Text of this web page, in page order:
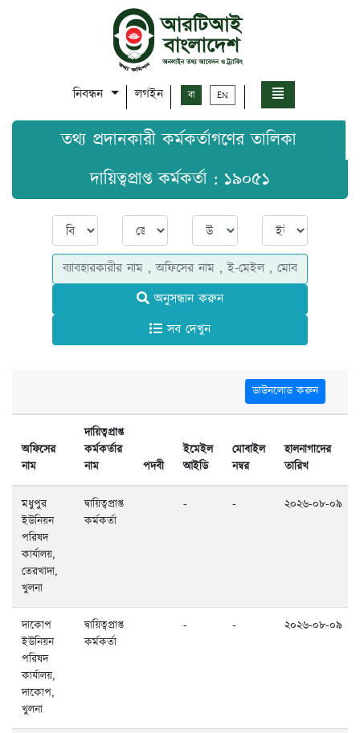
নিবন্ধন লগইন বা EN
তথ্য প্রদানকারী কর্মকর্তাগণের তালিকা
দায়িত্বপ্রাপ্ত কর্মকর্তা : ১৯০৫১
অনুসন্ধান করুন
সব দেখুন
ডাউনলোড করুন
অফিসের
নাম
দায়িত্বপ্রাপ্ত
কর্মকর্তার
নাম
পদবী
ইমেইল
আইডি
মোবাইল
নম্বর
হালনাগাদের
তারিখ
মধুপুর
ইউনিয়ন
পরিষদ
কার্যালয়,
তেরখাদা,
খুলনা
দ্বায়িত্বপ্রাপ্ত
কর্মকর্তা
- - ২০২৬-০৮-০৯
দাকোপ
ইউনিয়ন
পরিষদ
কার্যালয়,
দাকোপ,
খুলনা
দ্বায়িত্বপ্রাপ্ত
কর্মকর্তা
- - ২০২৬-০৮-০৯